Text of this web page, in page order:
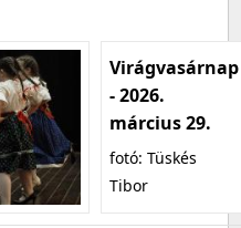
Virágvasárnap
- 2026.
március 29.
fotó: Tüskés
Tibor